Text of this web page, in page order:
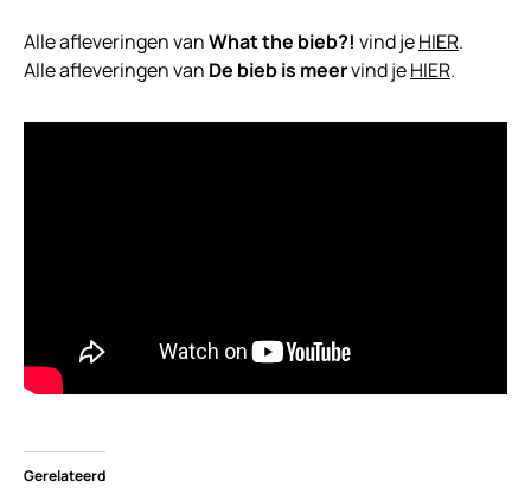
Alle afleveringen vanWhat the bieb?! vind jeHIER.
Alle afleveringen van De bieb is meervind jeHIER.
Gerelateerd